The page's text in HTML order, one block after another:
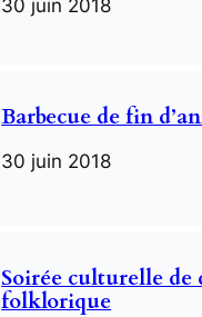
30 juin 2018
Barbecue de fin
30 juin 2018
Soirée culturelle de
folklorique